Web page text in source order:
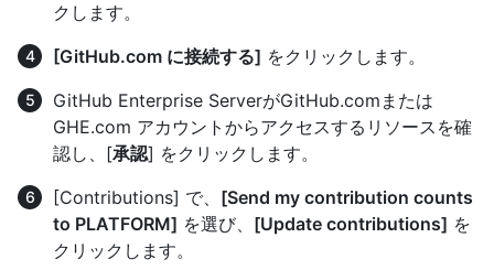
クします。
[GitHub.com に接続する] をクリックします。
GitHub Enterprise ServerがGitHub.comまたは
GHE.com アカウントからアクセスするリソースを確
認し、[承認] をクリックします。
[Contributions] で、 [Send my contribution counts
to PLATFORM] を選び、 [Update contributions] を
クリックします。